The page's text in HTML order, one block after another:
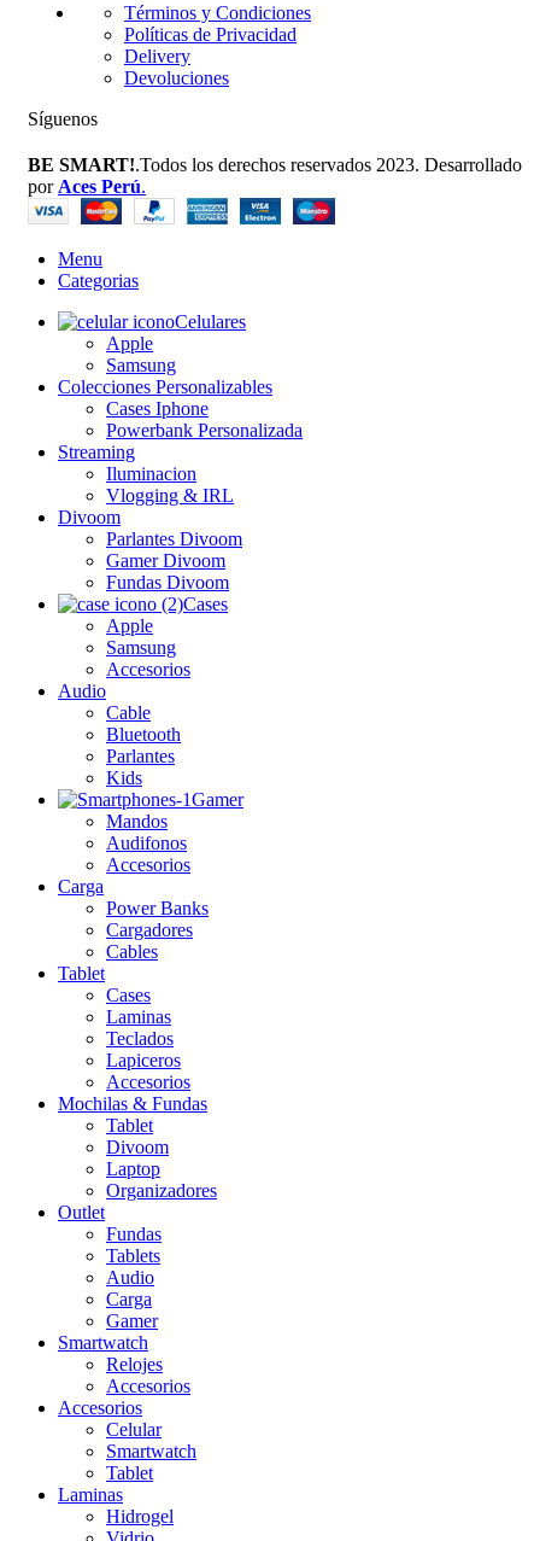
Términos y Condiciones
Políticas de Privacidad
Delivery
Devoluciones
Síguenos
BE SMART!.Todos los derechos reservados 2023. Desarrollado
por Aces Perú.
Menu
Categorias
Celulares
Apple
Samsung
Colecciones Personalizables
Cases Iphone
Powerbank Personalizada
Streaming
Iluminacion
Vlogging & IRL
Divoom
Parlantes Divoom
Gamer Divoom
Fundas Divoom
Cases
Apple
Samsung
Accesorios
Audio
Cable
Bluetooth
Parlantes
Kids
Gamer
Mandos
Audifonos
Accesorios
Carga
Power Banks
Cargadores
Cables
Tablet
Cases
Laminas
Teclados
Lapiceros
Accesorios
Mochilas & Fundas
Tablet
Divoom
Laptop
Organizadores
Outlet
Fundas
Tablets
Audio
Carga
Gamer
Smartwatch
Relojes
Accesorios
Accesorios
Celular
Smartwatch
Tablet
Laminas
Hidrogel